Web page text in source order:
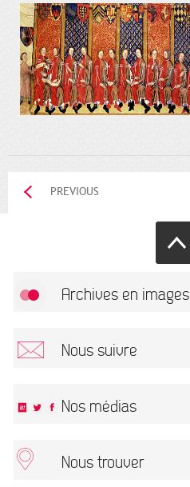
PREVIOUS
Archives en images
Nous suivre
This field is required.
Nos médias
Nous trouver